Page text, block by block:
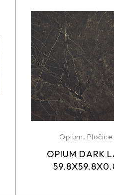
Opium, Pločice
OPIUM DARK